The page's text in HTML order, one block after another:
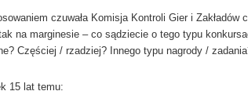
czuwała Komisja Kontroli Gier i Zakładów
na marginesie – co sądziecie o tego typu
Częściej / rzadziej? Innego typu nagrody /
15 lat temu: